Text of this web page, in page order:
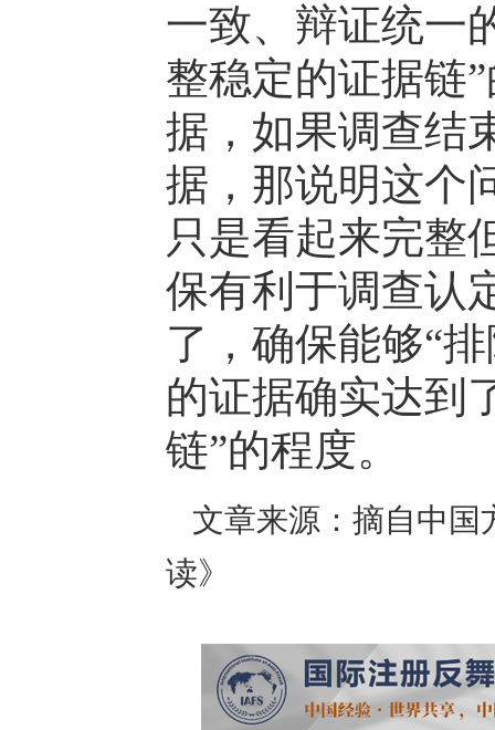
一致、辩证统一
整稳定的证据链
据，如果调查结
据，那说明这个
只是看起来完整
保有利于调查认
了，确保能够“
的证据确实达到
链”的程度。
文章来源：摘自中国
读》